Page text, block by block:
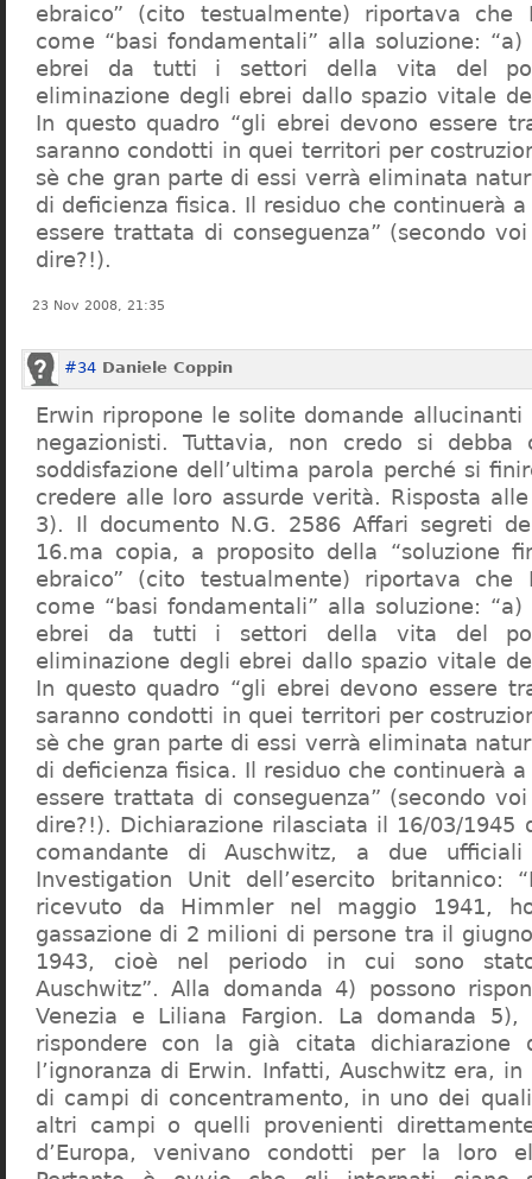
ebraico” (cito testualmente) riportava che
come “basi fondamentali” alla soluzione:
ebrei da tutti i settori della vita del
eliminazione degli ebrei dallo spazio vitale
In questo quadro “gli ebrei devono essere
saranno condotti in quei territori per
sè che gran parte di essi verrà eliminata
di deficienza fisica. Il residuo che continuerà
essere trattata di conseguenza” (secondo
dire?!).
23 Nov 2008, 21:35
#34 Daniele Coppin
Erwin ripropone le solite domande
negazionisti. Tuttavia, non credo si debba
soddisfazione dell’ultima parola perché si
credere alle loro assurde verità. Risposta
3). Il documento N.G. 2586 Affari segreti
16.ma copia, a proposito della “soluzione
ebraico” (cito testualmente) riportava che
come “basi fondamentali” alla soluzione:
ebrei da tutti i settori della vita del
eliminazione degli ebrei dallo spazio vitale
In questo quadro “gli ebrei devono essere
saranno condotti in quei territori per
sè che gran parte di essi verrà eliminata
di deficienza fisica. Il residuo che continuerà
essere trattata di conseguenza” (secondo
dire?!). Dichiarazione rilasciata il 16/03/1945
comandante di Auschwitz, a due
Investigation Unit dell’esercito britannico:
ricevuto da Himmler nel maggio 1941,
gassazione di 2 milioni di persone tra il
1943, cioè nel periodo in cui sono
Auschwitz”. Alla domanda 4) possono
Venezia e Liliana Fargion. La domanda
rispondere con la già citata dichiarazione
l’ignoranza di Erwin. Infatti, Auschwitz era,
di campi di concentramento, in uno dei
altri campi o quelli provenienti
d’Europa, venivano condotti per la loro